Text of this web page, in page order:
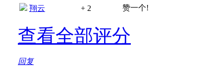
翔云
+ 2 赞一个!
查看全部评分
回复